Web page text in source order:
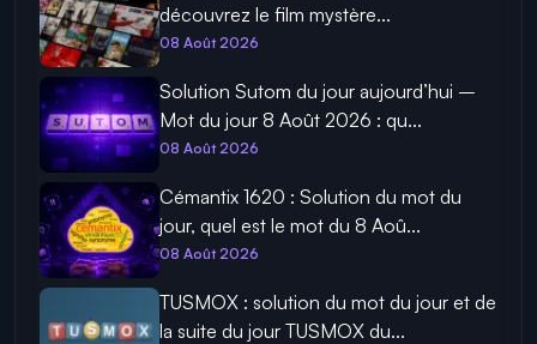
découvrez le film mystère...
08 Août 2026
Solution Sutom du jour aujourd’hui –
Mot du jour 8 Août 2026 : qu...
08 Août 2026
Cémantix 1620 : Solution du mot du
jour, quel est le mot du 8 Aoû...
08 Août 2026
TUSMOX : solution du mot du jour et de
la suite du jour TUSMOX du...